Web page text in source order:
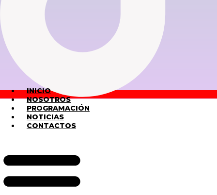
INICIO
NOSOTROS
PROGRAMACIÓN
NOTICIAS
CONTACTOS